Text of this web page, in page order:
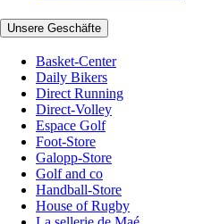
Unsere Geschäfte
Basket-Center
Daily Bikers
Direct Running
Direct-Volley
Espace Golf
Foot-Store
Galopp-Store
Golf and co
Handball-Store
House of Rugby